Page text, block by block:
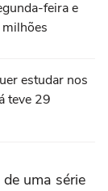
feira e
estudar nos
teve 29
uma série